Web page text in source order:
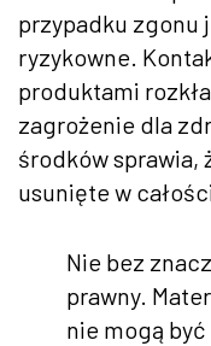
przypadku zgonu
ryzykowne.
produktami
zagrożenie dla
środków sprawia,
usunięte w
Nie bez
prawny.
nie mogą